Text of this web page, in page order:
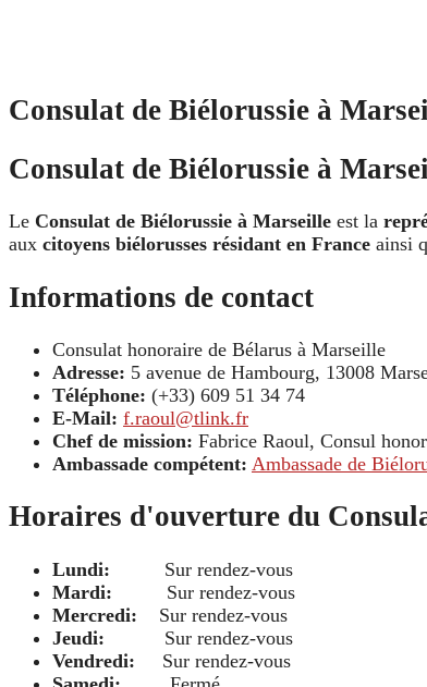
Consulat de Biélorussie à
Consulat de Biélorussie à
Le Consulat de Biélorussie à Marseille est la
aux citoyens biélorusses résidant en France ainsi
Informations de contact
Consulat honoraire de Bélarus à Marseille
Adresse: 5 avenue de Hambourg, 13008
Téléphone: (+33) 609 51 34 74
E-Mail: f.raoul@tlink.fr
Chef de mission: Fabrice Raoul, Consul
Ambassade compétent: Ambassade de
Horaires d'ouverture du
Lundi: Sur rendez-vous
Mardi: Sur rendez-vous
Mercredi: Sur rendez-vous
Jeudi: Sur rendez-vous
Vendredi: Sur rendez-vous